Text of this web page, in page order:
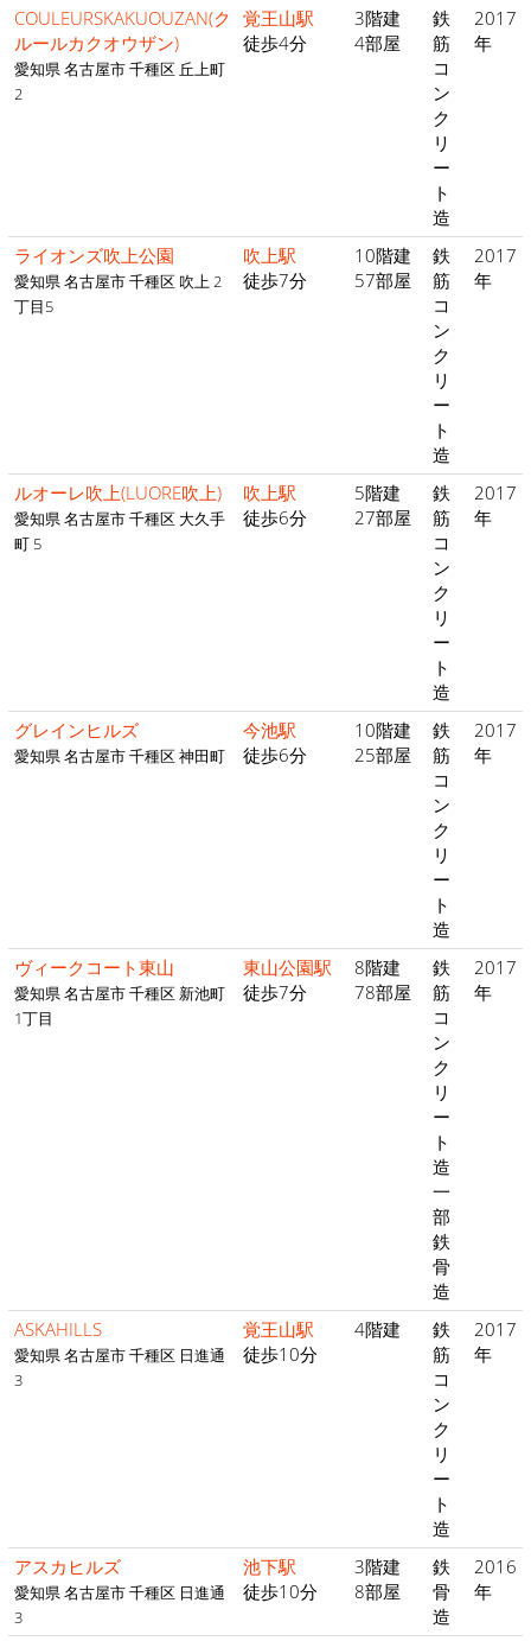
COULEURSKAKUOUZAN(ク
ルールカクオウザン)
愛知県 名古屋市 千種区 丘上町
2
覚王山駅
徒歩4分
3階建
4部屋
鉄
筋
コ
ン
ク
リ
ー
ト
造
2017
年
ライオンズ吹上公園
愛知県 名古屋市 千種区 吹上 2
丁目5
吹上駅
徒歩7分
10階建
57部屋
鉄
筋
コ
ン
ク
リ
ー
ト
造
2017
年
ルオーレ吹上(LUORE吹上)
愛知県 名古屋市 千種区 大久手
町 5
吹上駅
徒歩6分
5階建
27部屋
鉄
筋
コ
ン
ク
リ
ー
ト
造
2017
年
グレインヒルズ
愛知県 名古屋市 千種区 神田町
今池駅
徒歩6分
10階建
25部屋
鉄
筋
コ
ン
ク
リ
ー
ト
造
2017
年
ヴィークコート東山
愛知県 名古屋市 千種区 新池町
1丁目
東山公園駅
徒歩7分
8階建
78部屋
鉄
筋
コ
ン
ク
リ
ー
ト
造
一
部
鉄
骨
造
2017
年
ASKAHILLS
愛知県 名古屋市 千種区 日進通
3
覚王山駅
徒歩10分
4階建
鉄
筋
コ
ン
ク
リ
ー
ト
造
2017
年
アスカヒルズ
愛知県 名古屋市 千種区 日進通
3
池下駅
徒歩10分
3階建
8部屋
鉄
骨
造
2016
年